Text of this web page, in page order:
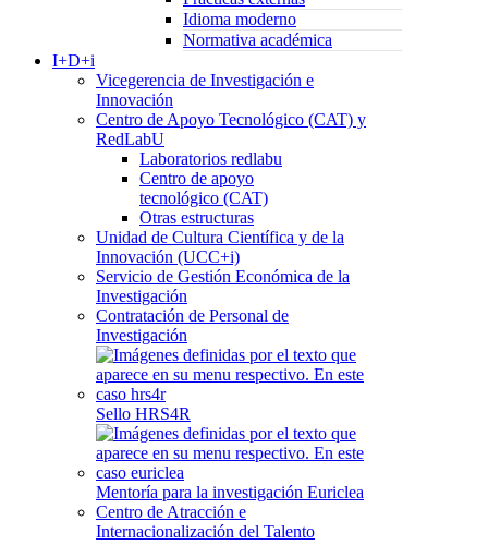
Idioma moderno
Normativa académica
I+D+i
Vicegerencia de Investigación e
Innovación
Centro de Apoyo Tecnológico (CAT) y
RedLabU
Laboratorios redlabu
Centro de apoyo
tecnológico (CAT)
Otras estructuras
Unidad de Cultura Científica y de la
Innovación (UCC+i)
Servicio de Gestión Económica de la
Investigación
Contratación de Personal de
Investigación
Sello HRS4R
Mentoría para la investigación Euriclea
Centro de Atracción e
Internacionalización del Talento